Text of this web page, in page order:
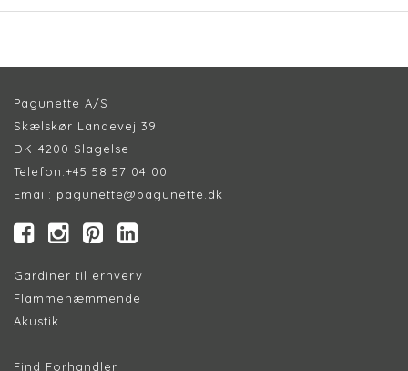
Pagunette A/S
Skælskør Landevej 39
DK-4200 Slagelse
Telefon:+45 58 57 04 00
Email: pagunette@pagunette.dk
Gardiner til erhverv
Flammehæmmende
Akustik
Find Forhandler